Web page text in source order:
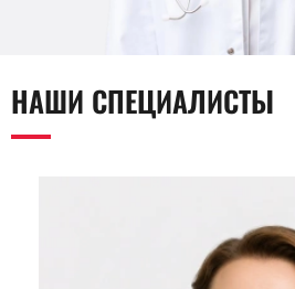
НАШИ СПЕЦИАЛИСТЫ